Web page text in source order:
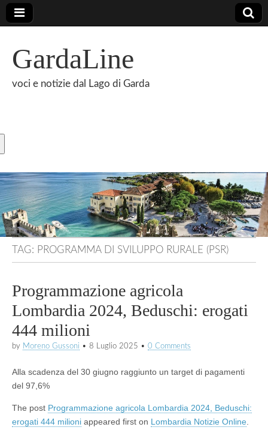
GardaLine
voci e notizie dal Lago di Garda
TAG: PROGRAMMA DI SVILUPPO RURALE (PSR)
Programmazione agricola
Lombardia 2024, Beduschi: erogati
444 milioni
by Moreno Gussoni • 8 Luglio 2025 • 0 Comments
Alla scadenza del 30 giugno raggiunto un target di pagamenti
del 97,6%
The post Programmazione agricola Lombardia 2024, Beduschi:
erogati 444 milioni appeared first on Lombardia Notizie Online